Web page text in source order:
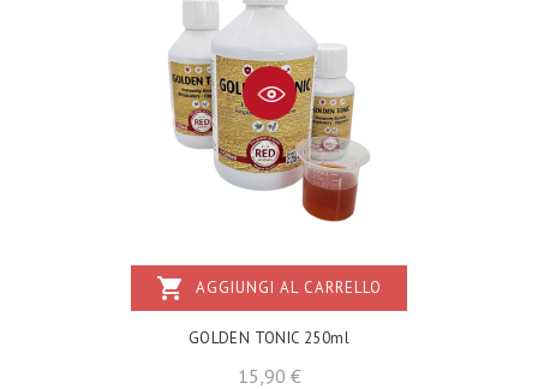
shopping_cart AGGIUNGI AL CARRELLO
GOLDEN TONIC 250ml
15,90 €Prezzo